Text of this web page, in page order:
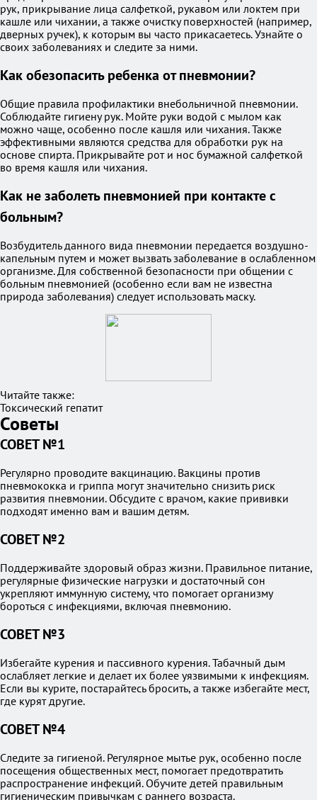
рук, прикрывание лица салфеткой, рукавом или локтем при
кашле или чихании, а также очистку поверхностей (например,
дверных ручек), к которым вы часто прикасаетесь. Узнайте о
своих заболеваниях и следите за ними.
Как обезопасить ребенка от пневмонии?
Общие правила профилактики внебольничной пневмонии.
Соблюдайте гигиену рук. Мойте руки водой с мылом как
можно чаще, особенно после кашля или чихания. Также
эффективными являются средства для обработки рук на
основе спирта. Прикрывайте рот и нос бумажной салфеткой
во время кашля или чихания.
Как не заболеть пневмонией при контакте с
больным?
Возбудитель данного вида пневмонии передается воздушно-
капельным путем и может вызвать заболевание в ослабленном
организме. Для собственной безопасности при общении с
больным пневмонией (особенно если вам не известна
природа заболевания) следует использовать маску.
Читайте также:
Токсический гепатит
Советы
СОВЕТ №1
Регулярно проводите вакцинацию. Вакцины против
пневмококка и гриппа могут значительно снизить риск
развития пневмонии. Обсудите с врачом, какие прививки
подходят именно вам и вашим детям.
СОВЕТ №2
Поддерживайте здоровый образ жизни. Правильное питание,
регулярные физические нагрузки и достаточный сон
укрепляют иммунную систему, что помогает организму
бороться с инфекциями, включая пневмонию.
СОВЕТ №3
Избегайте курения и пассивного курения. Табачный дым
ослабляет легкие и делает их более уязвимыми к инфекциям.
Если вы курите, постарайтесь бросить, а также избегайте мест,
где курят другие.
СОВЕТ №4
Следите за гигиеной. Регулярное мытье рук, особенно после
посещения общественных мест, помогает предотвратить
распространение инфекций. Обучите детей правильным
гигиеническим привычкам с раннего возраста.